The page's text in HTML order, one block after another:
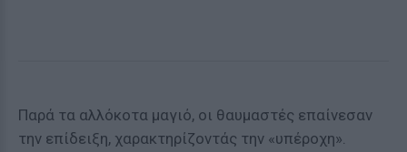
Παρά τα αλλόκοτα μαγιό, οι θαυμαστές επαίνεσαν
την επίδειξη, χαρακτηρίζοντάς την «υπέροχη».